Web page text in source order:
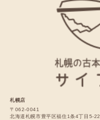
札幌店
〒062-0041
北海道札幌市豊平区福住1条4丁目5-22